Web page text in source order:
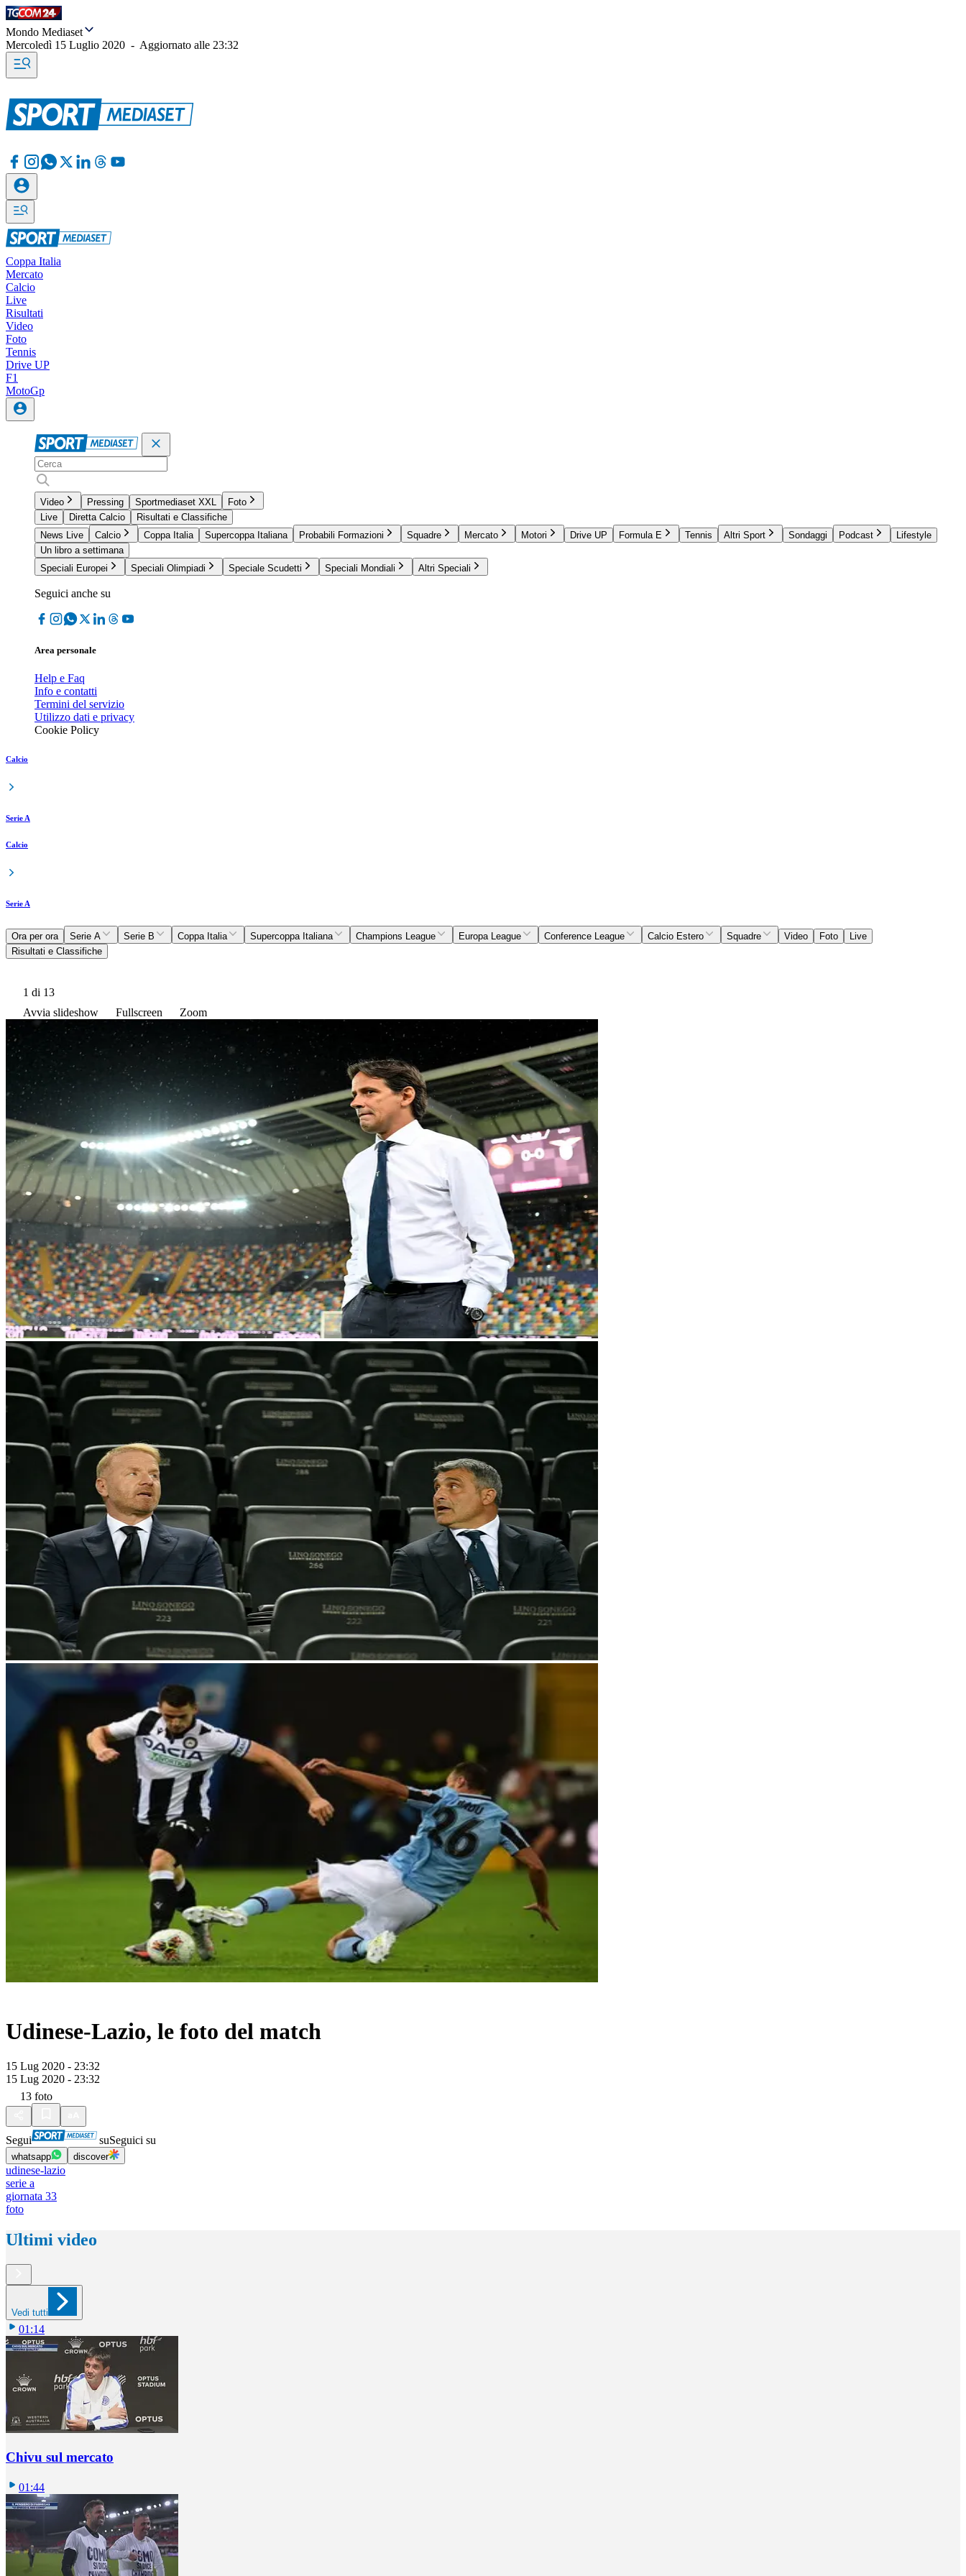
Mondo Mediaset
Mercoledì 15 Luglio 2020 - Aggiornato alle 23:32
Coppa Italia
Mercato
Calcio
Live
Risultati
Video
Foto
Tennis
Drive UP
F1
MotoGp
Video Pressing Sportmediaset XXL
Foto
Live
Diretta Calcio
Risultati e Classifiche
News Live
Calcio Coppa Italia Supercoppa Italiana Probabili Formazioni Squadre Mercato Motori Drive UP Formula E Tennis Altri Sport Sondaggi Podcast
Lifestyle
Un libro a settimana
Speciali Europei
Speciali Olimpiadi Speciale Scudetti Speciali Mondiali Altri Speciali
Seguici anche su
Area personale
Help e Faq
Info e contatti
Termini del servizio
Utilizzo dati e privacy
Cookie Policy
Calcio
Serie A
Calcio
Serie A
Ora per ora Serie A Serie B Coppa Italia Supercoppa Italiana Champions League Europa League Conference League Calcio Estero Squadre Video Foto
Live
Risultati e Classifiche
1 di 13
Avvia slideshow
Fullscreen Zoom
Udinese-Lazio, le foto del match
15 Lug 2020 - 23:32
15 Lug 2020 - 23:32
13 foto
Segui suSeguici su
whatsapp discover
udinese-lazio
serie a
giornata 33
foto
Ultimi video
Vedi tutti
01:14
Chivu sul mercato
01:44